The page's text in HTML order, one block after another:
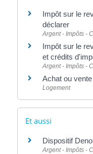
Impôt sur le
déclarer
Argent - Impôts -
Impôt sur le
et crédits
Argent - Impôts -
Achat ou
Logement
Et aussi
Dispositif
Argent - Impôts -